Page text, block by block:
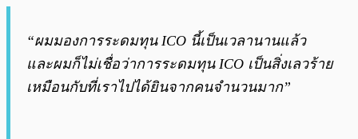
“ผมมองการระดมทุน ICO นี้เป็นเวลานานแล้ว
และผมก็ไม่เชื่อว่าการระดมทุน ICO เป็นสิ่งเลวร้าย
เหมือนกับที่เราไปได้ยินจากคนจำนวนมาก”